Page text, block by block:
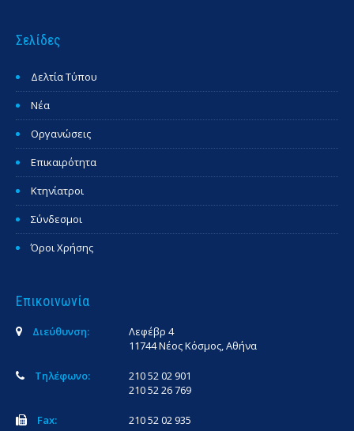
Σελίδες
Δελτία Τύπου
Νέα
Οργανώσεις
Επικαιρότητα
Κτηνίατροι
Σύνδεσμοι
Όροι Χρήσης
Επικοινωνία
Διεύθυνση:
Λεφέβρ 4
11744 Νέος Κόσμος, Αθήνα
Τηλέφωνο:
210 52 02 901
210 52 26 769
Fax: 210 52 02 935